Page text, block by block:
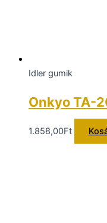
Idler gumik
Onkyo TA-
1.858,00Ft